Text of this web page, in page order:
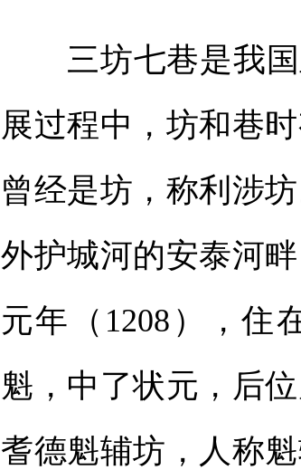
三坊七巷是我国
展过程中，坊和巷
曾经是坊，称利涉
外护城河的安泰河
元年（1208），住
魁，中了状元，后
耆德魁辅坊，人称